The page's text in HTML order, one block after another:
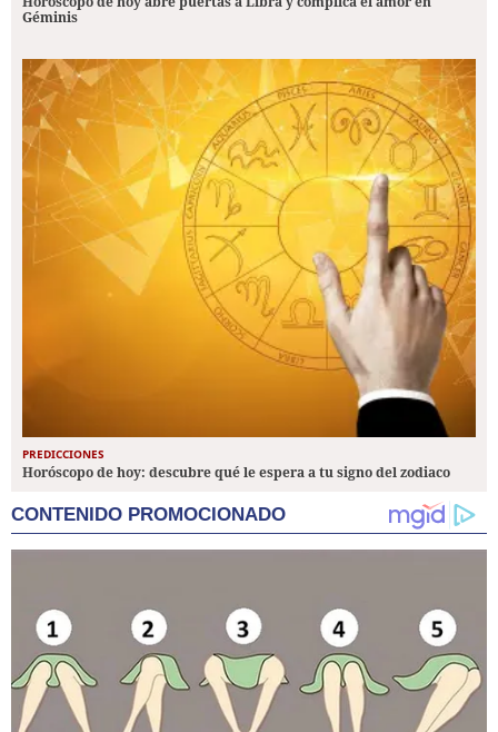
Géminis
PREDICCIONES
Horóscopo de hoy: descubre qué le espera a tu signo del zodiaco
CONTENIDO PROMOCIONADO